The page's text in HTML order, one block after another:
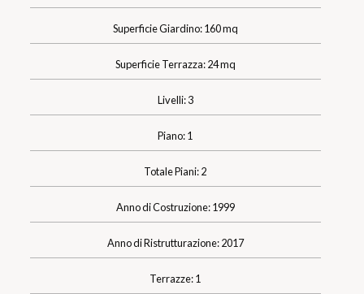
Superficie Giardino: 160 mq
Superficie Terrazza: 24 mq
Livelli: 3
Piano: 1
Totale Piani: 2
Anno di Costruzione: 1999
Anno di Ristrutturazione: 2017
Terrazze: 1